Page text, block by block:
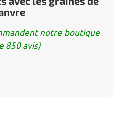
notre boutique
850 avis)